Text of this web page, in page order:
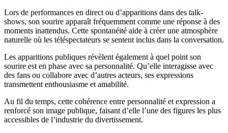
Lors de performances en direct ou d’apparitions dans des talk-
shows, son sourire apparaît fréquemment comme une réponse à des
moments inattendus. Cette spontanéité aide à créer une atmosphère
naturelle où les téléspectateurs se sentent inclus dans la conversation.
Les apparitions publiques révèlent également à quel point son
sourire est en phase avec sa personnalité. Qu’elle interagisse avec
des fans ou collabore avec d’autres acteurs, ses expressions
transmettent enthousiasme et amabilité.
Au fil du temps, cette cohérence entre personnalité et expression a
renforcé son image publique, faisant d’elle l’une des figures les plus
accessibles de l’industrie du divertissement.